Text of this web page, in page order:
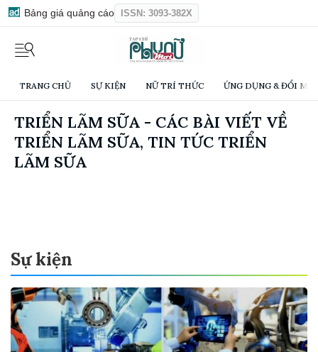
Bảng giá quảng cáo ISSN: 3093-382X
TRANG CHỦ SỰ KIỆN NỮ TRÍ THỨC ỨNG DỤNG & ĐỔI
TRIỂN LÃM SỮA - CÁC BÀI VIẾT VỀ
TRIỂN LÃM SỮA, TIN TỨC TRIỂN
LÃM SỮA
Sự kiện